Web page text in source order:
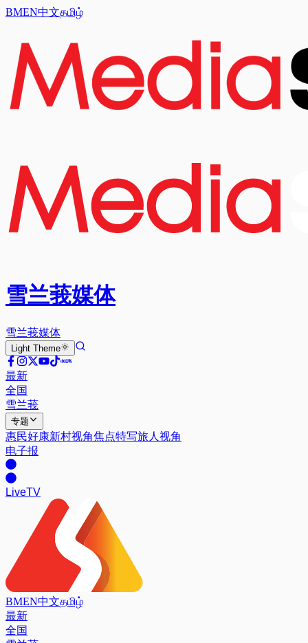
BMEN中文தமிழ்
雪兰莪媒体
雪兰莪媒体
Light Theme
最新
全国
雪兰莪
专题
惠民好康新村视角焦点特写旅人视角
电子报
LiveTV
BMEN中文தமிழ்
最新
全国